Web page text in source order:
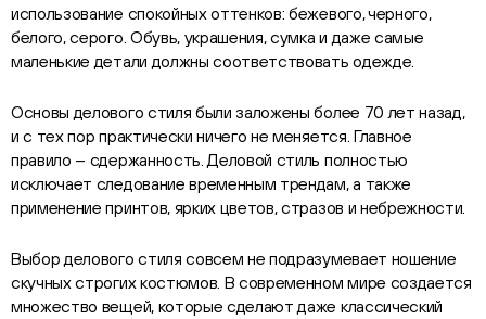
использование спокойных оттенков: бежевого, черного,
белого, серого. Обувь, украшения, сумка и даже самые
маленькие детали должны соответствовать одежде.
Основы делового стиля были заложены более 70 лет назад,
и с тех пор практически ничего не меняется. Главное
правило – сдержанность. Деловой стиль полностью
исключает следование временным трендам, а также
применение принтов, ярких цветов, стразов и небрежности.
Выбор делового стиля совсем не подразумевает ношение
скучных строгих костюмов. В современном мире создается
множество вещей, которые сделают даже классический